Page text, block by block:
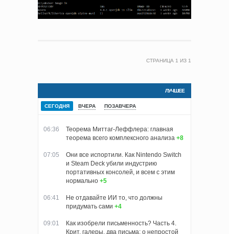
СТРАНИЦА 1 ИЗ 1
ЛУЧШЕЕ
СЕГОДНЯ ВЧЕРА ПОЗАВЧЕРА
06:36
Теорема Миттаг-Леффлера: главная
теорема всего комплексного анализа +8
07:05
Они все испортили. Как Nintendo Switch
и Steam Deck убили индустрию
портативных консолей, и всем с этим
нормально +5
06:41
Не отдавайте ИИ то, что должны
придумать сами +4
09:01
Как изобрели письменность? Часть 4.
Крит, галеры, два письма: о непростой